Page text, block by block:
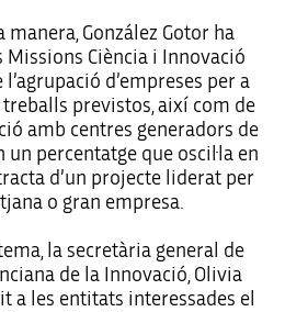
manera, González Gotor ha
Ciència i Innovació
d’empreses per a
previstos, així com de
amb centres generadors de
un percentatge que oscil·la en
d’un projecte liderat per
o gran empresa.
la secretària general de
de la Innovació, Olivia
a les entitats interessades el